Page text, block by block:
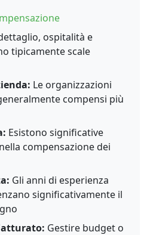
ospitalità e
tipicamente scale
Le organizzazioni
compensi più
Esistono significative
compensazione dei
Gli anni di esperienza
significativamente il
Gestire budget o